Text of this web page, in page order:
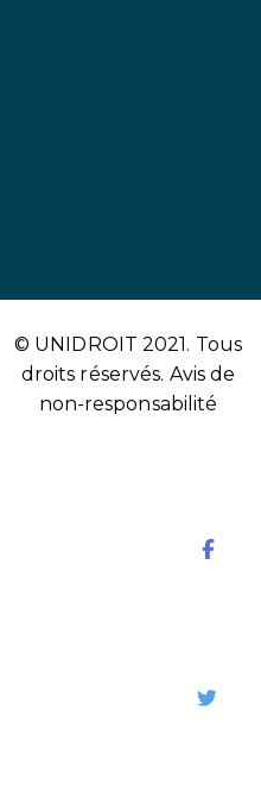
© UNIDROIT 2021. Tous
droits réservés. Avis de
non-responsabilité